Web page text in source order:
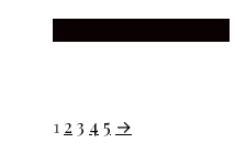
1 2 3 4 5 →